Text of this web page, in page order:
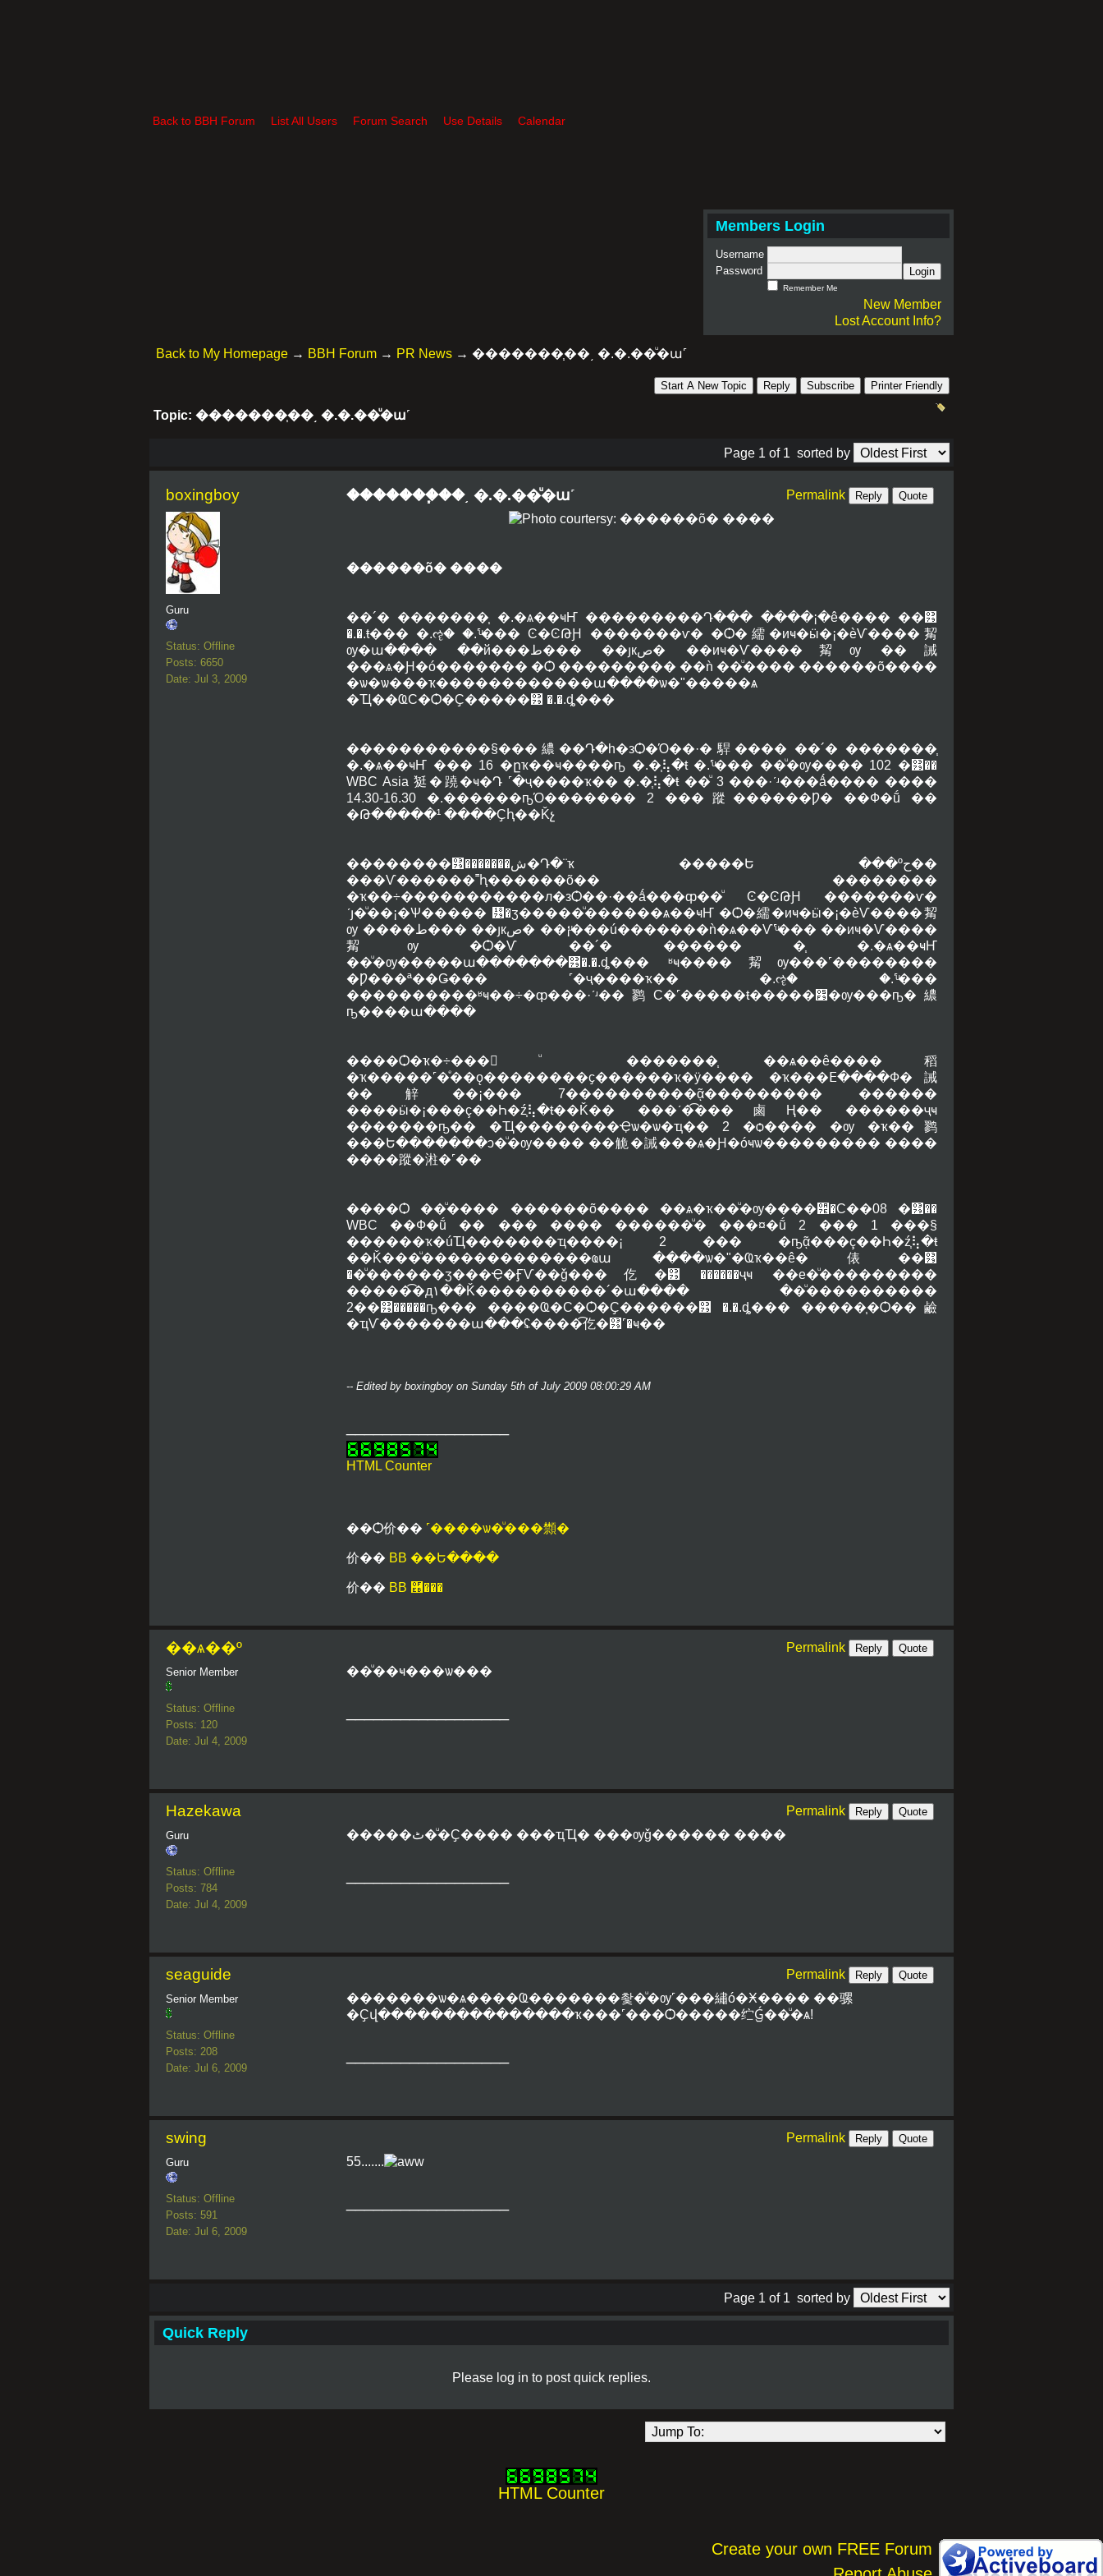
Back to BBH Forum List All Users Forum Search Use Details Calendar
Members Login
Username
Password
Login
Remember Me
New Member
Lost Account Info?
Back to My Homepage → BBH Forum → PR News → �������֧��͵ �.�.��ͧ�ա˹
Start A New Topic Reply Subscribe Printer Friendly
Topic: �������֧��͵ �.�.��ͧ�ա˹
Page 1 of 1 sorted by
boxingboy
Guru
Status: Offline
Posts: 6650
Date: Jul 3, 2009
�������֧��͵ �.�.��ͧ�ա˹ Permalink Reply Quote
������õ� ����
��´� �������֧ �.�ѧ��ҹҤ ���������Դ��� ����¡�ê���� ��͹
�.�.ŧ��� �.ૡ� �.˹ͧ��� Ͼ�ϾԹԨ �������ѵ� �Ѻ�繻�иҹ�ӹ�¡�èѴ����觢
ѹ�ա���� ��й���ط��� ��յкص� ��иҹ�Ѵ����觢ѹ ��誡
���ѧ�Ԩ�ó������� �Ѻ ��������� ��ǹ ��ͧ���� ������õ����
�ѡ�ѡ���ҡ������������ա����ѡ�ʺ�����ѧ
�Ҵ��ҨС�Ѻ�Ҫ�����͹ �.�.ȡ���
�����������§���繷��Դ�һ�зѺ�Ό��·�駻���� ��´� �������֧
�.�ѧ��ҹҤ ��� 16 �ըҡ��ҹ����ҧ �.�֧⢧�ŧ �.˹ͧ��� ��ͧ�ѹ���� 102 �͹��
WBC Asia 㹶�蹺�ҹ�Դ ˹�ҷ����ҡ�� �.�֧⢧�ŧ ��ͧ 3 ���·ʹʴ���ǻ���� ����
14.30-16.30 �.������ҧΌ������� 2 ���蹤������Ƿ� ��Ф�ṹ ��
�Թ�����¹ ����Ҫԧ��Ǩչ
��������͹�������ش�Դ�¨ҡ �����Ե ���ºح��
���Ѵ������˭ԧ������õ�� ��������
�ҡ��÷�����������л�зѺ��·��ǻ���ȹ��ͧ Ͼ�ϾԹԨ �������ѵ�
ʹյ�ͧ��¡�Ѱ����� ᡹�ӡ�����ͧ������ѧ��ҹҤ �Ѻ�繻�иҹ�ӹ�¡�èѴ����觢
ѹ ����ط��� ��յкص� ��¡ͧ���ú�������ǹ�ѧ��Ѵ˹ͧ��� ��иҹ�Ѵ����
觢ѹ �Ѻ�Ѵ ��´� ������ �֧ �.�ѧ��ҹҤ
��ͧ�ѹ�����ա�������͹�.�.ȡ��� ʶҹ����觢ѹ���˹��������
�Ƿ���ª��Ǥ��� ˹�ҷ����ҡ�� �.ૡ� �.˹ͧ���
����������ʶҹ��÷�ȹ���·ʹʴ��鹨С�˹�����ŧ�����׹�ѹ���ҧ�繷
ҧ����ա����
����Ѻ�ҡ�÷���仢ͧ �������֧ ��ѧ��ê����稻
�ҡ�����˹�ͤ��ǫ��������ҫ������ҡ�ÿ���� �ҡ���ⴹ����Ф�誡
��觪��¡��� 7����������ᾷ��������� ������
����ӹ�¡���ç��Һ�ź֧⢧�ŧ��Ǩ�� ���ʹ�͡���鹵Ң�� ������ҷҹ
�������ҧ�� �Ҵ��������Ҿѡ�ѡ�ҵ�� 2 �ѻ���� �ѹ �ҡ��鹨
���Ե�������ͻ�ͧ�ѹ���� ��觤�誡���ѧ�Ԩ�óҹѡ��������� ����
����蹤�㴤�˹��
����Ѻ ��ͧ���� ������õ���� ��ѧ�ҡ��ͧ�ѹ����੾�С��08 �͹��
WBC ��Ф�ṹ �� ��� ���� ������ͧ� ���¤�ṹ 2 ��� 1 ���§
������ҡ�úҴ�������ҵ����¡ 2 ��� �ҧᾷ���ç��Һ�ź֧⢧�ŧ
��Ǩ���ͧ�������������ҩա ����ѡ�ʺ�Ҩҡ��ê�俵��͹
��ͧ������ӡ���Ҿ�ӺѴ��ǧ���仡�͹ ������ҷҹ ��е�ͧ���������
�����͡�д١��Ǩ����������´�ա���� ��ͧ����������
2��͹�����ҧ��� ����Ҩ�С�Ѻ�Ҫ������͹ �.�.ȡ��� �����֧�Ѻ��鹼
�ҵѴ�������ա���ʢ����͡仡�͹˹�ҹ��
-- Edited by boxingboy on Sunday 5th of July 2009 08:00:29 AM
HTML Counter
��Ѻ价�� ˹����ѡ�ͧ���䫴�
价�� BB ��Ե����
价�� BB ࿫���
��ѧ��º
Senior Member
Status: Offline
Posts: 120
Date: Jul 4, 2009
Permalink Reply Quote
��ͧ��ҹ���ѡ���
Hazekawa
Guru
Status: Offline
Posts: 784
Date: Jul 4, 2009
Permalink Reply Quote
�����ٹ�ͧ�Ҫ���� ���ҵҴ� ���ѹǧ������ ����
seaguide
Senior Member
Status: Offline
Posts: 208
Date: Jul 6, 2009
Permalink Reply Quote
�������ѡ�ѧ����Ҩ�������촻�ͧ�ѹ˹���繡ó�Ӿ���� ��骡
�Ҫվ���������������ҡ���˹���Ѻ�����纻Ǵ᷹��ͧ�ѧ!
swing
Guru
Status: Offline
Posts: 591
Date: Jul 6, 2009
Permalink Reply Quote
55.......
Page 1 of 1 sorted by
Quick Reply
Please log in to post quick replies.
HTML Counter
Create your own FREE Forum